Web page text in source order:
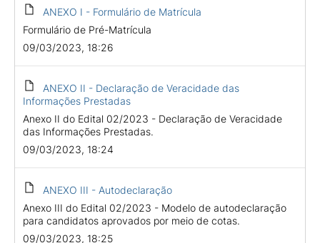
ANEXO I - Formulário de Matrícula
Formulário de Pré-Matrícula
09/03/2023, 18:26
ANEXO II - Declaração de Veracidade das
Informações Prestadas
Anexo II do Edital 02/2023 - Declaração de Veracidade
das Informações Prestadas.
09/03/2023, 18:24
ANEXO III - Autodeclaração
Anexo III do Edital 02/2023 - Modelo de autodeclaração
para candidatos aprovados por meio de cotas.
09/03/2023, 18:25